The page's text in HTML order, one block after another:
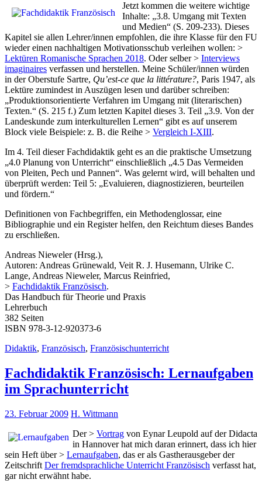
Jetzt kommen die weitere wichtige
Inhalte: „3.8. Umgang mit Texten
und Medien“ (S. 209-233). Dieses
Kapitel sie allen Lehrer/innen empfohlen, die ihre Klasse für den FU
wieder einen nachhaltigen Motivationsschub verleihen wollen: >
Lektüren Romanische Sprachen 2018. Oder selber > Interviews
imaginaires verfassen und herstellen. Meine Schüler/innen würden
in der Oberstufe Sartre, Qu’est-ce que la littérature?, Paris 1947, als
Lektüre zumindest in Auszügen lesen und darüber schreiben:
„Produktionsorientierte Verfahren im Umgang mit (literarischen)
Texten.“ (S. 215 f.) Zum letzten Kapitel dieses 3. Teil „3.9. Von der
Landeskunde zum interkulturellen Lernen“ gibt es auf unserem
Block viele Beispiele: z. B. die Reihe > Vergleich I-XIII.
Im 4. Teil dieser Fachdidaktik geht es an die praktische Umsetzung
„4.0 Planung von Unterricht“ einschließlich „4.5 Das Vermeiden
von Pleiten, Pech und Pannen“. Was gelernt wird, will behalten und
überprüft werden: Teil 5: „Evaluieren, diagnostizieren, beurteilen
und fördern.“
Definitionen von Fachbegriffen, ein Methodenglossar, eine
Bibliographie und ein Register helfen, den Reichtum dieses Bandes
zu erschließen.
Andreas Nieweler (Hrsg.),
Autoren: Andreas Grünewald, Veit R. J. Husemann, Ulrike C.
Lange, Andreas Nieweler, Marcus Reinfried,
> Fachdidaktik Französisch.
Das Handbuch für Theorie und Praxis
Lehrerbuch
382 Seiten
ISBN 978-3-12-920373-6
Didaktik, Französisch, Französischunterricht
Fachdidaktik Französisch: Lernaufgaben
im Sprachunterricht
23. Februar 2009 H. Wittmann
Der > Vortrag von Eynar Leupold auf der Didacta
in Hannover hat mich daran erinnert, dass ich hier
sein Heft über > Lernaufgaben, das er als Gastherausgeber der
Zeitschrift Der fremdsprachliche Unterricht Französisch verfasst hat,
gar nicht erwähnt habe.